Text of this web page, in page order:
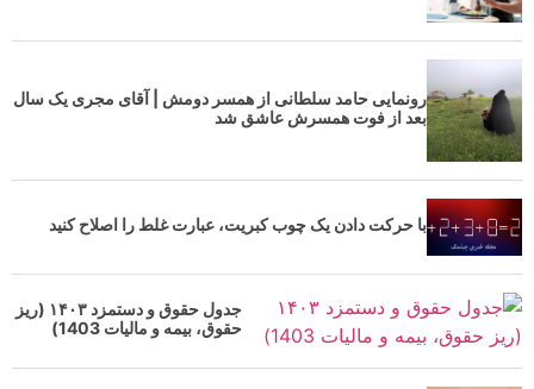
رونمایی حامد سلطانی از همسر دومش | آقای مجری یک سال
بعد از فوت همسرش عاشق شد
با حرکت دادن یک چوب کبریت، عبارت غلط را اصلاح کنید
جدول حقوق و دستمزد ۱۴۰۳ (ریز
حقوق، بیمه و مالیات 1403)